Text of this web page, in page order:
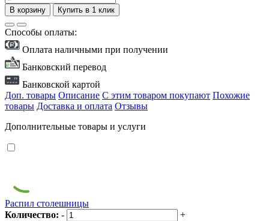
В корзину Купить в 1 клик
Способы оплаты:
Оплата наличными при получении
Банковский перевод
Банковской картой
Доп. товары Описание С этим товаром покупают Похожие
товары Доставка и оплата Отзывы
Дополнительные товары и услуги
Распил столешницы
Количество: -
+